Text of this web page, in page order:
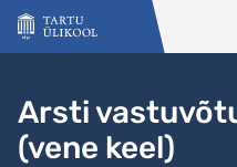
Liigu edasi põhisisu juurde
Arsti
(vene keel)